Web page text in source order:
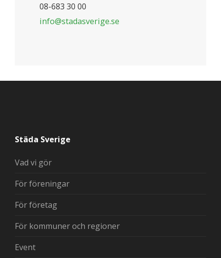
08-683 30 00
info@stadasverige.se
Städa Sverige
Vad vi gör
För föreningar
För företag
För kommuner och regioner
Event